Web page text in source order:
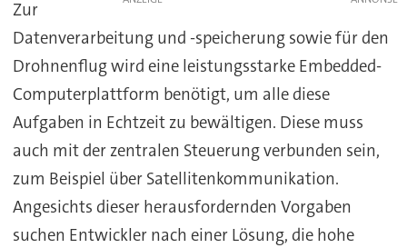
Zur
Datenverarbeitung und -speicherung sowie für den
Drohnenflug wird eine leistungsstarke Embedded-
Computerplattform benötigt, um alle diese
Aufgaben in Echtzeit zu bewältigen. Diese muss
auch mit der zentralen Steuerung verbunden sein,
zum Beispiel über Satellitenkommunikation.
Angesichts dieser herausfordernden Vorgaben
suchen Entwickler nach einer Lösung, die hohe